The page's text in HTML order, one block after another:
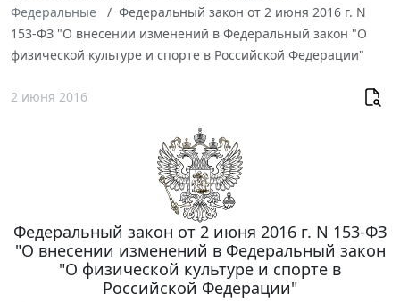
Федеральные
Федеральный закон от 2 июня 2016 г. N
153-ФЗ "О внесении изменений в Федеральный закон "О
физической культуре и спорте в Российской Федерации"
2 июня 2016
Федеральный закон от 2 июня 2016 г. N 153-ФЗ
"О внесении изменений в Федеральный закон
"О физической культуре и спорте в
Российской Федерации"